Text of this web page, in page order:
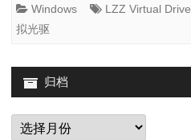
Windows LZZ Virtual Drive
拟光驱
归档
归
档